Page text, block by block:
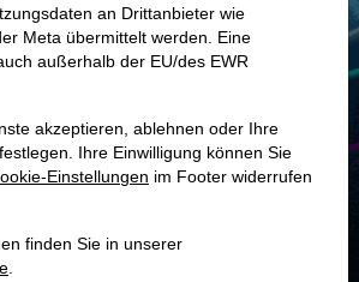
2,03 Mrd. USD
3,31 Mrd. USD
24.8 %
an Drittanbieter wie
Meta übermittelt werden. Eine
außerhalb der EU/des EWR
akzeptieren, ablehnen oder Ihre
Ihre Einwilligung können Sie
Einstellungen im Footer widerrufen
finden Sie in unserer
.